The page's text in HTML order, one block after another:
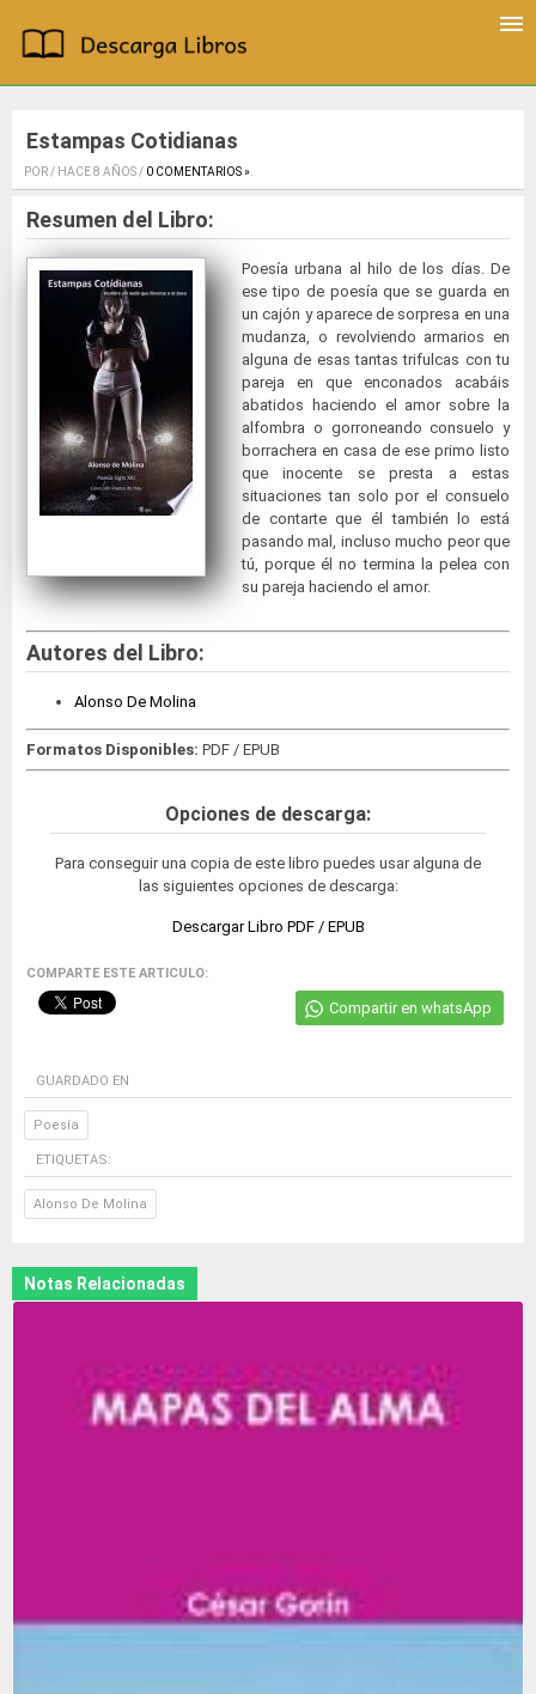
Estampas Cotidianas
POR / HACE 8 AÑOS / 0 COMENTARIOS ».
Resumen del Libro:
Poesía urbana al hilo de los días. De
ese tipo de poesía que se guarda en
un cajón y aparece de sorpresa en una
mudanza, o revolviendo armarios en
alguna de esas tantas trifulcas con tu
pareja en que enconados acabáis
abatidos haciendo el amor sobre la
alfombra o gorroneando consuelo y
borrachera en casa de ese primo listo
que inocente se presta a estas
situaciones tan solo por el consuelo
de contarte que él también lo está
pasando mal, incluso mucho peor que
tú, porque él no termina la pelea con
su pareja haciendo el amor.
Autores del Libro:
Alonso De Molina
Formatos Disponibles: PDF / EPUB
Opciones de descarga:
Para conseguir una copia de este libro puedes usar alguna de
las siguientes opciones de descarga:
Descargar Libro PDF / EPUB
COMPARTE ESTE ARTICULO:
Compartir en whatsApp
GUARDADO EN
Poesía
ETIQUETAS:
Alonso De Molina
Notas Relacionadas